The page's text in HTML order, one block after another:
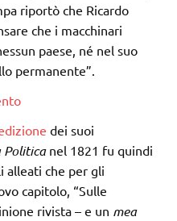
riportò che Ricardo
che i macchinari
paese, né nel suo
permanente”.
dei suoi
Politicanel 1821 fu quindi
alleati che per gli
capitolo, “Sulle
rivista – e un mea